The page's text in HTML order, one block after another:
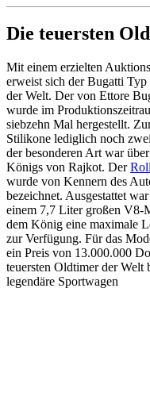
Die teuersten
Mit einem erzielten
erweist sich der Bugatti
der Welt. Der von Ettore
wurde im
siebzehn Mal hergestellt.
Stilikone lediglich noch
der besonderen Art war
Königs von Rajkot. Der
wurde von Kennern des
bezeichnet. Ausgestattet
einem 7,7 Liter großen V8-
dem König eine maximale
zur Verfügung. Für das
ein Preis von 13.000.000
teuersten Oldtimer der Welt
legendäre Sportwagen